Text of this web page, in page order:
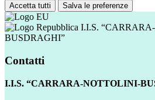
Accetta tutti Salva le preferenze
I.I.S.
BUSDRAGHI”
Contatti
I.I.S. “CARRARA-NOTTOLINI-